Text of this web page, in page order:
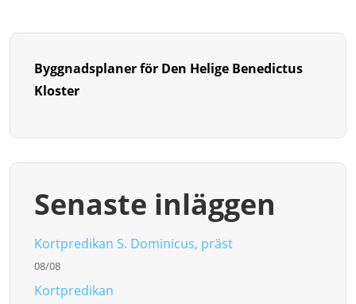
Byggnadsplaner för Den Helige Benedictus
Kloster
Senaste inläggen
Kortpredikan S. Dominicus, präst
08/08
Kortpredikan